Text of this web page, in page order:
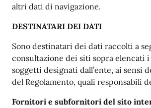
altri dati di navigazione.
DESTINATARI DEI DATI
Sono destinatari dei dati raccolti a
consultazione dei siti sopra elencati
soggetti designati dall’ente, ai sensi
del Regolamento, quali responsabili
Fornitori e subfornitori del sito